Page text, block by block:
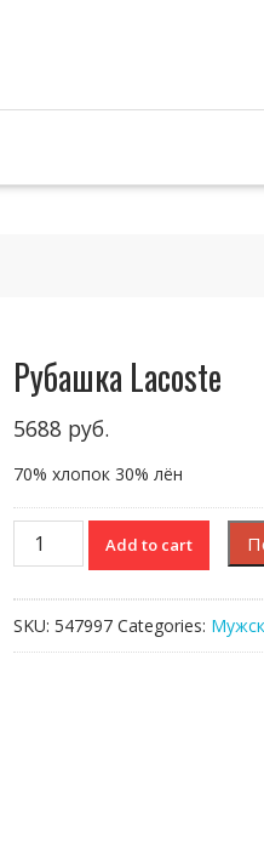
Рубашка Lacoste
5688 руб.
70% хлопок 30% лён
Рубашка
Lacoste
Add to cart
SKU: 547997 Categories: